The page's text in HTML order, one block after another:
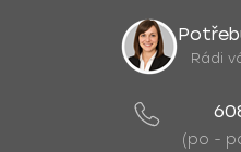
Rádi
(po -